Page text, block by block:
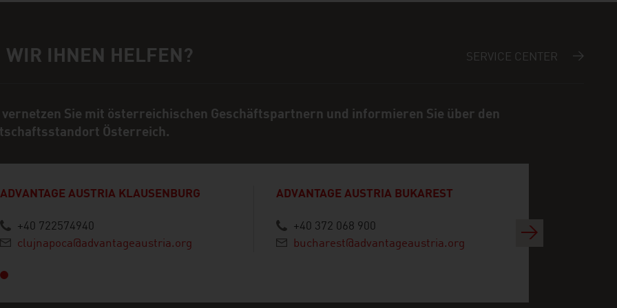
WIR IHNEN HELFEN? SERVICE CENTER
Sie mit österreichischen Geschäftspartnern und informieren Sie über den
Österreich.
ADVANTAGE AUSTRIA KLAUSENBURG
+40 722574940
clujnapoca@advantageaustria.org
ADVANTAGE AUSTRIA BUKAREST
+40 372 068 900
bucharest@advantageaustria.org
Weiter